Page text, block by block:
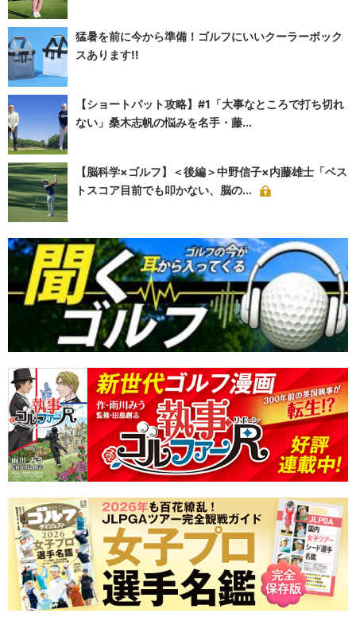
猛暑を前に今から準備！ゴルフにいいクーラーボック
スあります!!
【ショートパット攻略】#1「大事なところで打ち切れ
ない」桑木志帆の悩みを名手・藤...
【脳科学×ゴルフ】＜後編＞中野信子×内藤雄士「ベス
トスコア目前でも叩かない、脳の...